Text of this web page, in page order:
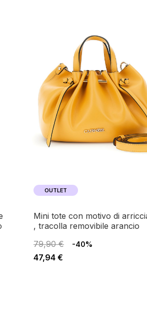
OUTLET
mini tote con motivo di arricciatura
, tracolla removibile arancio
79,90 €
-40%
47,94 €
la pagina